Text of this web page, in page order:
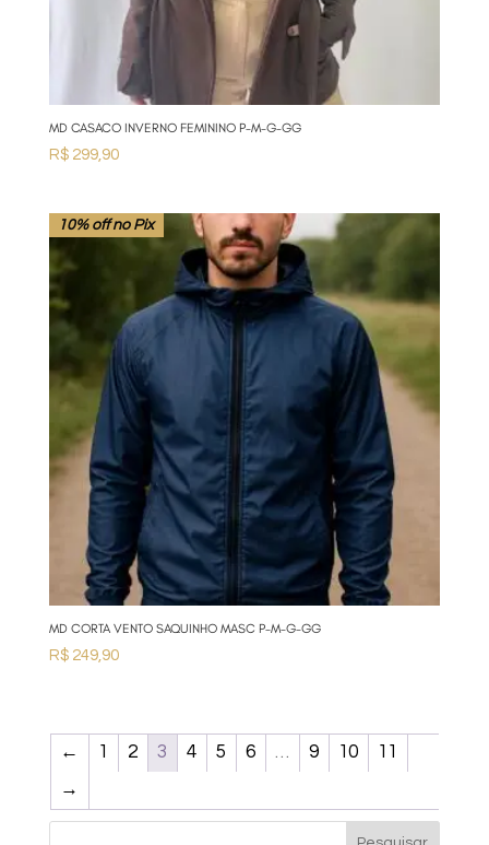
MD CASACO INVERNO FEMININO P-M-G-GG
R$299,90
10% off no Pix
MD CORTA VENTO SAQUINHO MASC P-M-G-GG
R$249,90
← 1 2 3 4 5 6 … 9 10
11
→